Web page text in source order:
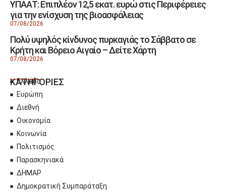
ΥΠΑΑΤ: Επιπλέον 12,5 εκατ. ευρώ στις Περιφέρειες
για την ενίσχυση της βιοασφάλειας
07/08/2026
Πολύ υψηλός κίνδυνος πυρκαγιάς το Σάββατο σε
Κρήτη και Βόρειο Αιγαίο – Δείτε Χάρτη
07/08/2026
ΚΑΤΗΓΟΡΙΕΣ
Ελλάδα
Ευρώπη
Διεθνή
Οικονομία
Κοινωνία
Πολιτισμός
Παρασκηνιακά
ΔΗΜΑΡ
Δημοκρατική Συμπαράταξη